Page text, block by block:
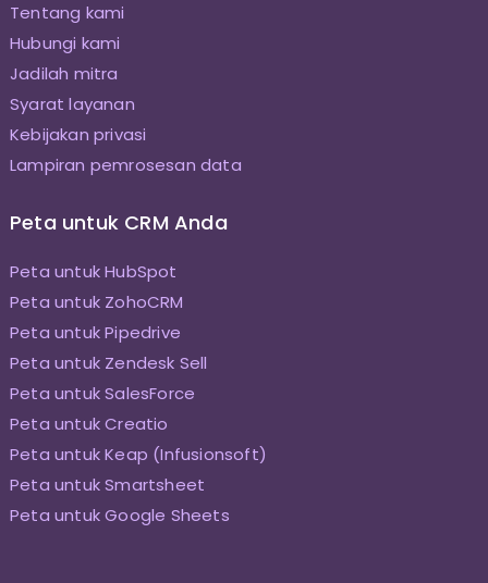
Tentang kami
Hubungi kami
Jadilah mitra
Syarat layanan
Kebijakan privasi
Lampiran pemrosesan data
Peta untuk CRM Anda
Peta untuk HubSpot
Peta untuk ZohoCRM
Peta untuk Pipedrive
Peta untuk Zendesk Sell
Peta untuk SalesForce
Peta untuk Creatio
Peta untuk Keap (Infusionsoft)
Peta untuk Smartsheet
Peta untuk Google Sheets